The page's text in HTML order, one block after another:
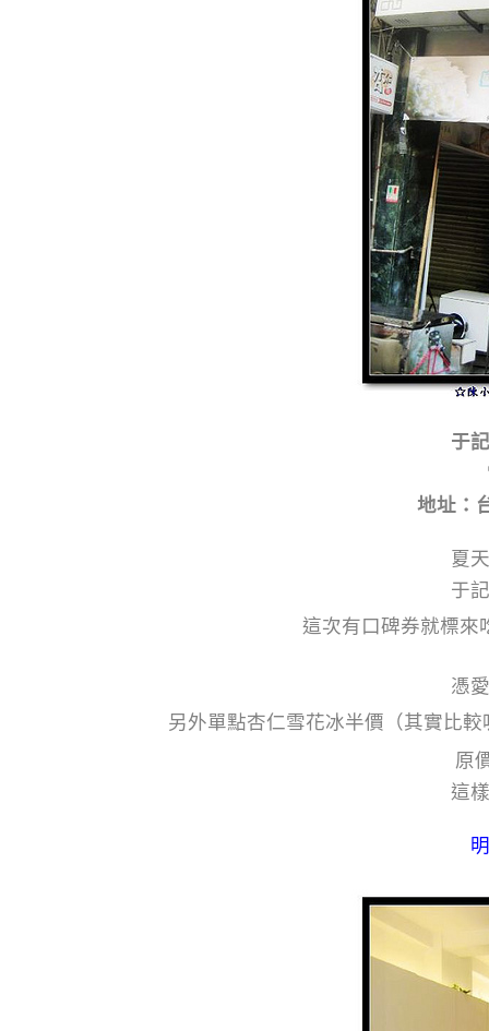
于
地址：
夏
于
這次有口碑券就標來
憑
另外單點杏仁雪花冰半價（其實比較
原
這